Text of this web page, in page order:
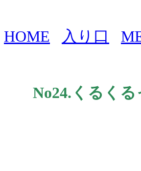
HOME 入り口
No24.くるく